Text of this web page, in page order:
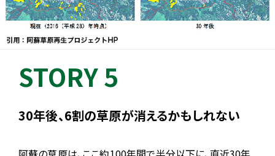
2025.04.28
【コースマップを更新しました】
2025.04.28
フィニッシュ会場の熊本県野外劇場アスペクタより「開館時間外に車
STORY 5
30年後、6割の草原が消えるかもしれない